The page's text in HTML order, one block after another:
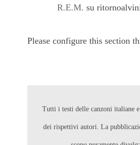
R.E.M. su
Please configure this section
Tutti i testi delle canzoni italiane e
dei rispettivi autori. La